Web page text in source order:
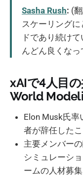
Sasha Rush: (
スケーリング
ドであり続け
んどん良くなっ
xAIで4人目の
World
Elon Musk氏率
者が辞任した
主要メンバー
シミュレーシ
ームの人材募